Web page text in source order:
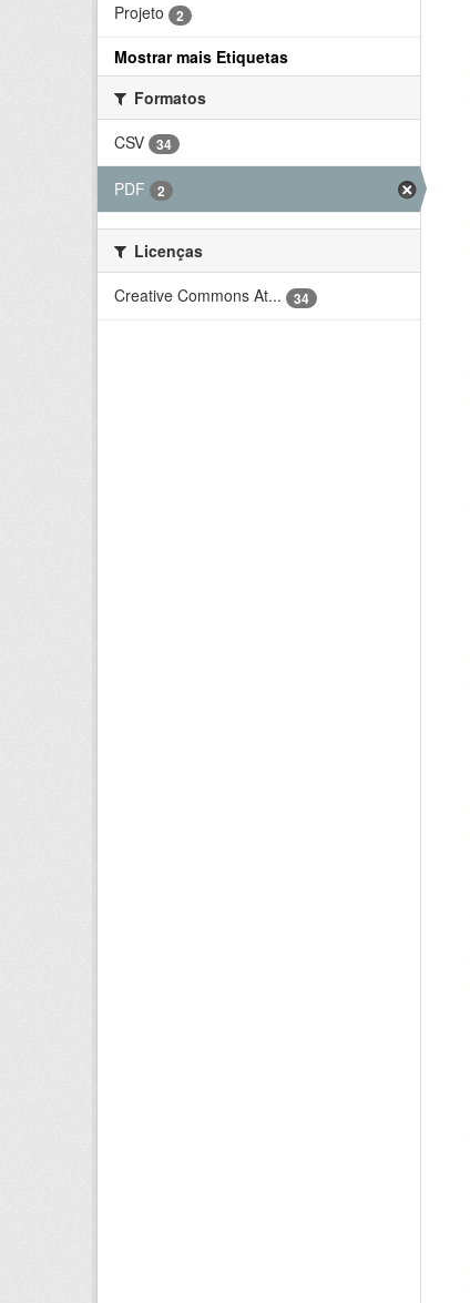
Projeto 2
Mostrar mais Etiquetas
Formatos
CSV
34
PDF 2
Licenças
Creative Commons At...
34